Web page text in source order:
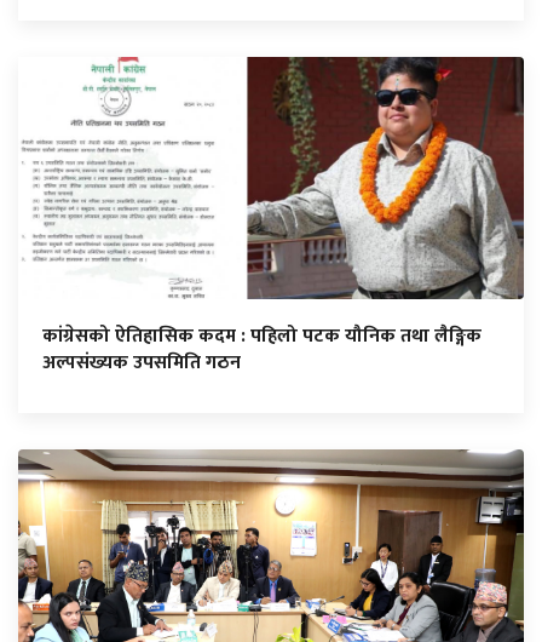
कांग्रेसको ऐतिहासिक कदम : पहिलो पटक यौनिक तथा लैङ्गिक
अल्पसंख्यक उपसमिति गठन